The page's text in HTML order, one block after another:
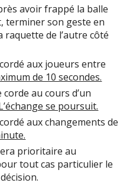
avoir frappé la balle
terminer son geste en
raquette de l’autre côté
aux joueurs entre
de 10 secondes.
au cours d’un
se poursuit.
aux changements de
prioritaire au
tout cas particulier le